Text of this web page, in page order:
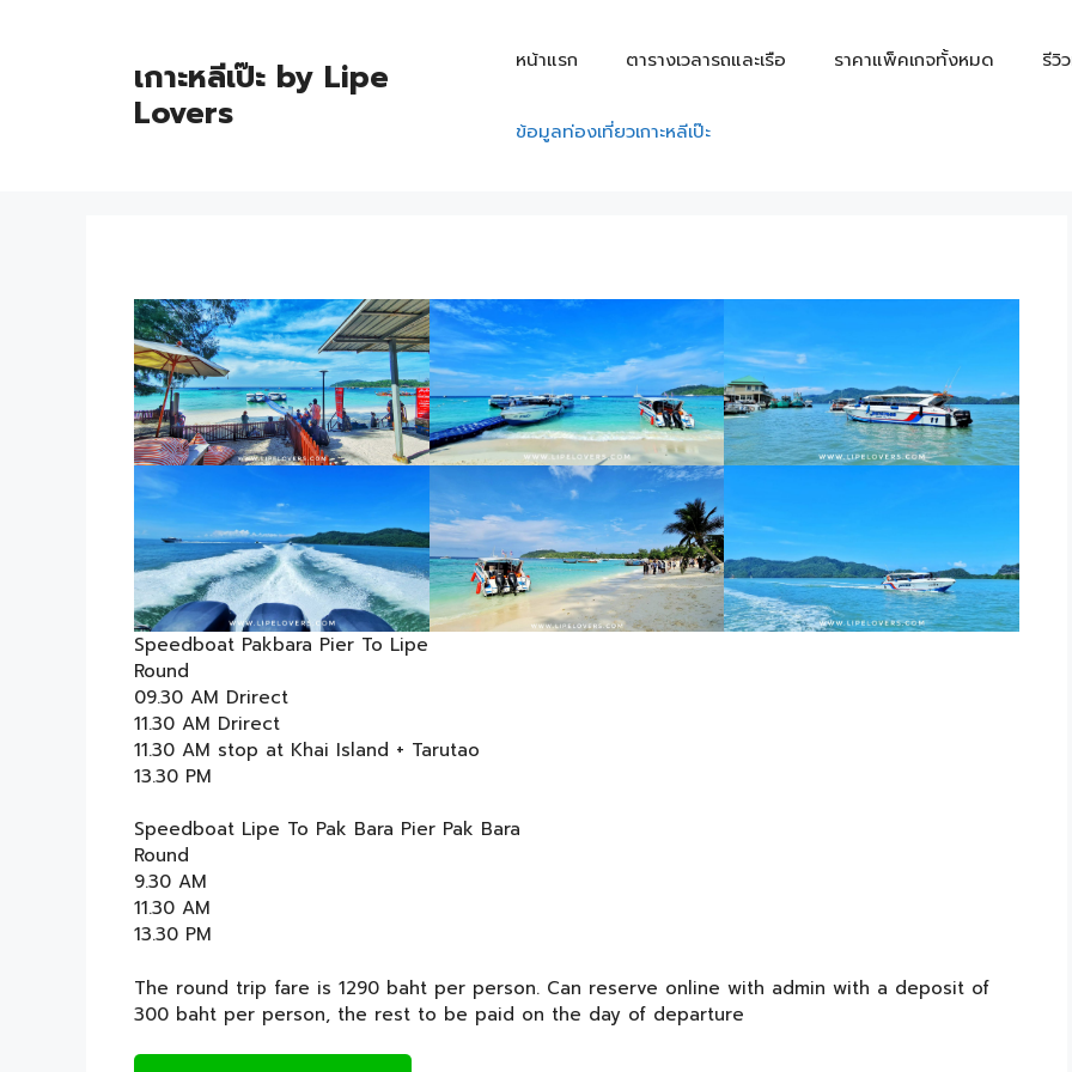
เกาะหลีเป๊ะ by Lipe
Lovers
หน้าแรก ตารางเวลารถและเรือ ราคาแพ็คเกจทั้งหมด รีวิ
ข้อมูลท่องเที่ยวเกาะหลีเป๊ะ
Speedboat Pakbara Pier To Lipe
Round
09.30 AM Drirect
11.30 AM Drirect
11.30 AM stop at Khai Island + Tarutao
13.30 PM
Speedboat Lipe To Pak Bara Pier Pak Bara
Round
9.30 AM
11.30 AM
13.30 PM
The round trip fare is 1290 baht per person. Can reserve online with admin with a deposit of
300 baht per person, the rest to be paid on the day of departure